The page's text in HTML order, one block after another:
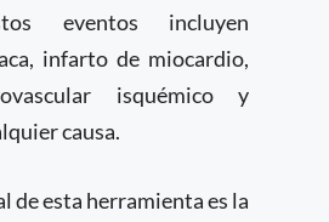
eventos incluyen
infarto de miocardio,
isquémico y
causa.
de esta herramienta es la